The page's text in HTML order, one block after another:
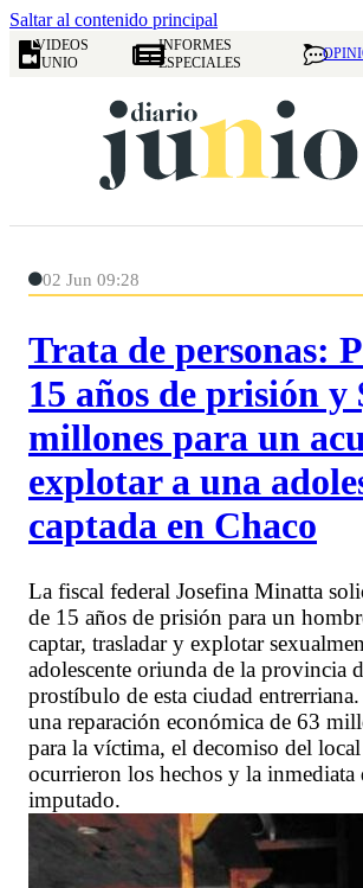
Saltar al contenido principal
VIDEOS
JUNIO
INFORMES
ESPECIALES
02 Jun 09:28
Trata de personas:
15 años de prisión y
millones para un
explotar a una
captada en Chaco
La fiscal federal Josefina Minatta
de 15 años de prisión para un
captar, trasladar y explotar
adolescente oriunda de la provincia
prostíbulo de esta ciudad
una reparación económica de 63
para la víctima, el decomiso del
ocurrieron los hechos y la inmediata
imputado.